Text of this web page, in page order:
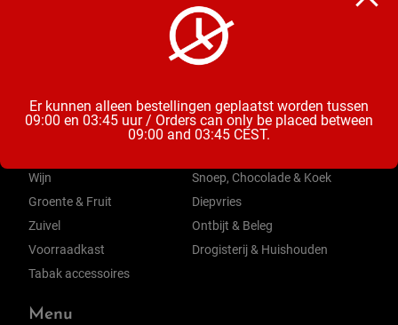
Categorieën
Bier
Wijn
Groente & Fruit
Zuivel
Voorraadkast
Tabak accessoires
Mix & Aperitieven Drankjes
Snoep, Chocolade & Koek
Diepvries
Ontbijt & Beleg
Drogisterij & Huishouden
Menu
Er kunnen alleen bestellingen geplaatst worden tussen
09:00 en 03:45 uur / Orders can only be placed between
09:00 and 03:45 CEST.